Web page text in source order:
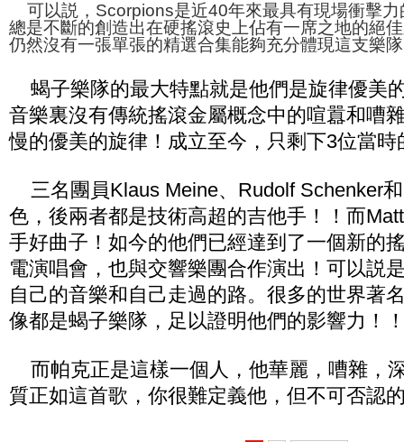
可以説，Scorpions是近40年來最具有現場衝擊力
總是不斷的創造出在硬搖滾史上佔有一席之地的絕
仍然沒有一張單張的精選合集能夠充分體現這支樂
蝎子樂隊的最大特點就是他們是旋律優美
音樂裏沒有傳統搖滾金屬概念中的喧囂和嘈
慢的優美的旋律！成立至今，只剩下3位當時
三名團員Klaus Meine、Rudolf Schenker
色，後兩者都是技術高超的吉他手！！而
手好曲子！如今的他們已經達到了一個新的
電演唱會，也與交響樂團合作演出！可以説
自己的音樂和自己走過的路。很多的世界著
像都是蝎子樂隊，足以證明他們的影響力！
而帕克正是這樣一個人，他華麗，嘈雜，
質正如這首歌，你很難定義他，但不可否認